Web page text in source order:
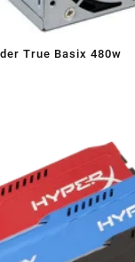
True Basix 480w